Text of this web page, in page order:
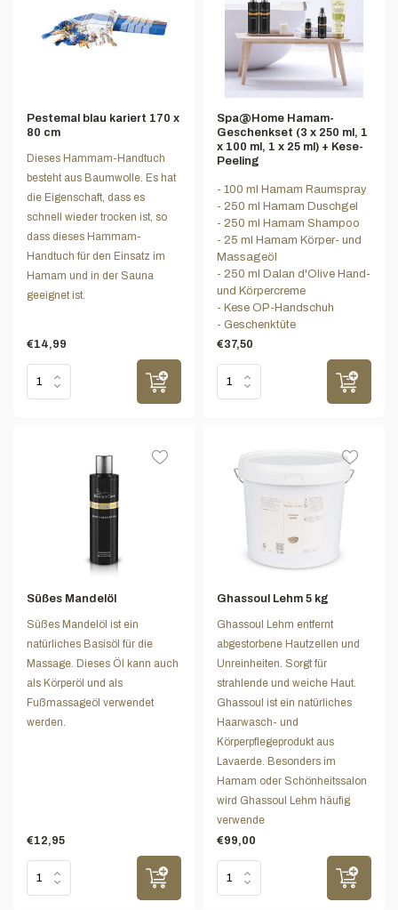
Pestemal blau kariert 170 x
80 cm
Dieses Hammam-Handtuch
besteht aus Baumwolle. Es hat
die Eigenschaft, dass es
schnell wieder trocken ist, so
dass dieses Hammam-
Handtuch für den Einsatz im
Hamam und in der Sauna
geeignet ist.
€14,99
Spa@Home Hamam-
Geschenkset (3 x 250 ml, 1
x 100 ml, 1 x 25 ml) + Kese-
Peeling
- 100 ml Hamam Raumspray
- 250 ml Hamam Duschgel
- 250 ml Hamam Shampoo
- 25 ml Hamam Körper- und
Massageöl
- 250 ml Dalan d'Olive Hand-
und Körpercreme
- Kese OP-Handschuh
- Geschenktüte
€37,50
Süßes Mandelöl
Süßes Mandelöl ist ein
natürliches Basisöl für die
Massage. Dieses Öl kann auch
als Körperöl und als
Fußmassageöl verwendet
werden.
€12,95
Ghassoul Lehm 5 kg
Ghassoul Lehm entfernt
abgestorbene Hautzellen und
Unreinheiten. Sorgt für
strahlende und weiche Haut.
Ghassoul ist ein natürliches
Haarwasch- und
Körperpflegeprodukt aus
Lavaerde. Besonders im
Hamam oder Schönheitssalon
wird Ghassoul Lehm häufig
verwende
€99,00